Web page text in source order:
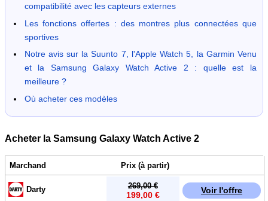
compatibilité avec les capteurs externes
Les fonctions offertes : des montres plus connectées que
sportives
Notre avis sur la Suunto 7, l'Apple Watch 5, la Garmin Venu
et la Samsung Galaxy Watch Active 2 : quelle est la
meilleure ?
Où acheter ces modèles
Acheter la Samsung Galaxy Watch Active 2
Marchand Prix (à partir)
Darty Voir l'offre
269,00 €
199,00 €